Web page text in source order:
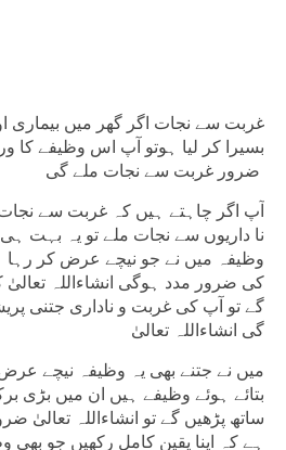
غربت سے نجات اگر گھر میں بیماری
بسیرا کر لیا ہوتو آپ اس وظیفے کا
آپ اگر چاہتے ہیں کہ غربت سے نجات
نا داریوں سے نجات ملے تو یہ بہت
وظیفہ میں نے جو نیچے عرض کر
کی ضرور مدد ہوگی انشاءاللہ تعالیٰ
گے تو آپ کی غربت و ناداری جتنی
گی انشاءاللہ تعالیٰ
میں نے جتنے بھی یہ وظیفہ نیچے
بتائے ہوئے وظیفے ہیں ان میں بڑی
ساتھ پڑھیں گے تو انشاءاللہ تعالیٰ
ہے کہ اپنا یقین کامل رکھیں جو بھی